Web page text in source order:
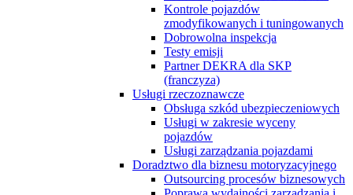
Kontrole pojazdów
zmodyfikowanych i tuningowanych
Dobrowolna inspekcja
Testy emisji
Partner DEKRA dla SKP
(franczyza)
Usługi rzeczoznawcze
Obsługa szkód ubezpieczeniowych
Usługi w zakresie wyceny
pojazdów
Usługi zarządzania pojazdami
Doradztwo dla biznesu motoryzacyjnego
Outsourcing procesów biznesowych